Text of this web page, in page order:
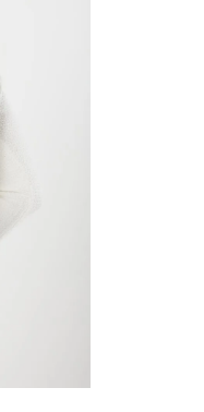
Otros:
En